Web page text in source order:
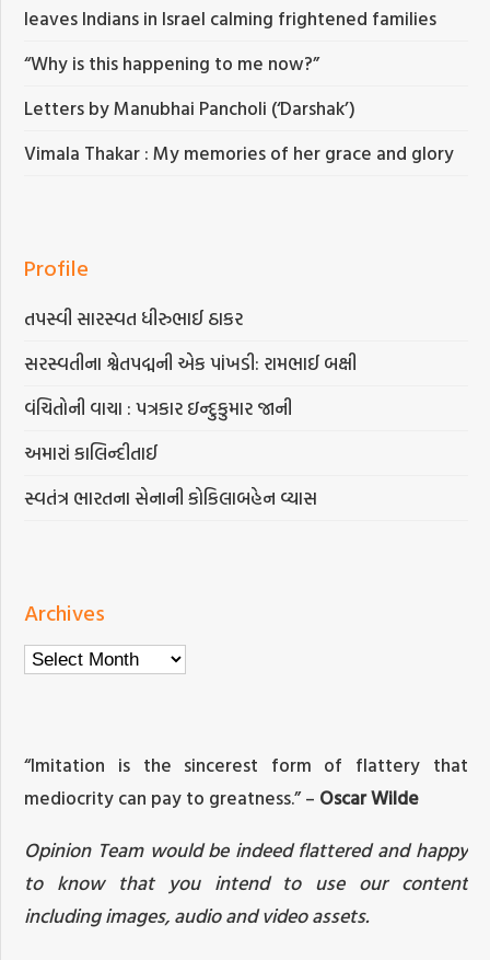
leaves Indians in Israel calming frightened families
“Why is this happening to me now?”
Letters by Manubhai Pancholi (‘Darshak’)
Vimala Thakar : My memories of her grace and glory
Profile
તપસ્વી સારસ્વત ધીરુભાઈ ઠાકર
સરસ્વતીના શ્વેતપદ્મની એક પાંખડી: રામભાઈ બક્ષી
વંચિતોની વાચા : પત્રકાર ઇન્દુકુમાર જાની
અમારાં કાલિન્દીતાઈ
સ્વતંત્ર ભારતના સેનાની કોકિલાબહેન વ્યાસ
Archives
Archives
“Imitation is the sincerest form of flattery that
mediocrity can pay to greatness.” – Oscar Wilde
Opinion Team would be indeed flattered and happy
to know that you intend to use our content
including images, audio and video assets.